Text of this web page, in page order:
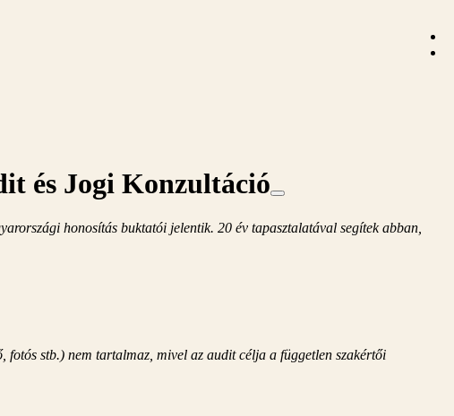
és Jogi Konzultáció
honosítás buktatói jelentik. 20 év tapasztalatával segítek abban,
stb.) nem tartalmaz, mivel az audit célja a független szakértői